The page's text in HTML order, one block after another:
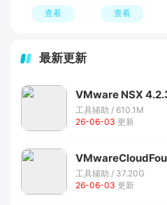
查看 查看
最新更新
VMware NSX
工具辅助 / 610.1M
26-06-03 更新
工具辅助 / 37.20G
26-06-03 更新